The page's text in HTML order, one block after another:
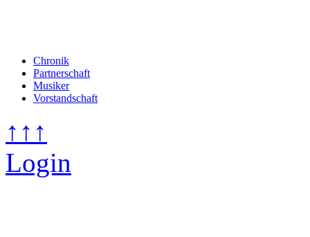
Chronik
Partnerschaft
Musiker
Vorstandschaft
↑↑↑
Login